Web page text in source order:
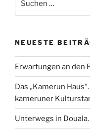
nach:
NEUESTE
Erwartungen an den
Das „Kamerun
kameruner
Unterwegs in Douala.